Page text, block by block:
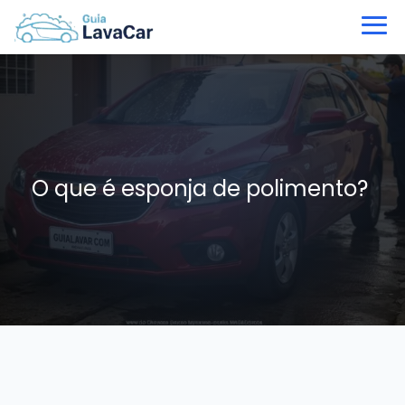
O que é esponja de polimento?